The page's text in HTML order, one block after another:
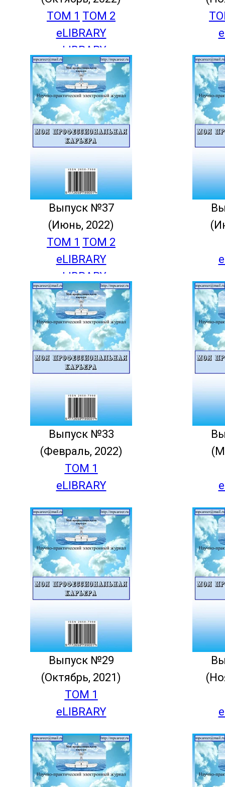
ТОМ 1 ТОМ 2
eLIBRARY
eLIBRARY
Выпуск №37
(Июнь, 2022)
ТОМ 1 ТОМ 2
eLIBRARY
eLIBRARY
Выпуск №33
(Февраль, 2022)
ТОМ 1
eLIBRARY
Выпуск №29
(Октябрь, 2021)
ТОМ 1
eLIBRARY